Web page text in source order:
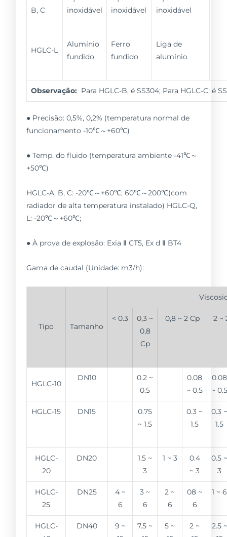
B, C
inoxidável
inoxidável
inoxidável
HGLC-L
Alumínio
fundido
Ferro
fundido
Liga de
alumínio
Observação: Para HGLC-B, é SS304; Para HGLC-C, é
● Precisão: 0,5%, 0,2% (temperatura normal de
funcionamento -10℃～+60℃)
● Temp. do fluido (temperatura ambiente -41℃～
+50℃)
HGLC-A, B, C: -20℃～+60℃; 60℃～200℃(com
radiador de alta temperatura instalado) HGLC-Q,
L: -20℃～+60℃;
● À prova de explosão: Exia Ⅱ CT5, Ex d Ⅱ BT4
Gama de caudal (Unidade: m3/h):
Tipo Tamanho
< 0.3
0,3 ~
0,8
Cp
0,8 ~ 2 Cp 2 ~
HGLC-10
DN10
0.2 ~
0.5
0.08
~ 0.5
0.08
~
HGLC-15 DN15
0.75
~ 1.5
0.3 ~
1.5
0.3
1.5
HGLC-
20
DN20
1.5 ~
3
1 ~ 3
0.4
~ 3
0.5
3
HGLC-
25
DN25
4 ~
6
3 ~
6
2 ~
6
08 ~
6
1 ~ 6
HGLC-
DN40
9 ~
7.5 ~
5 ~
2 ~
2.5 ~